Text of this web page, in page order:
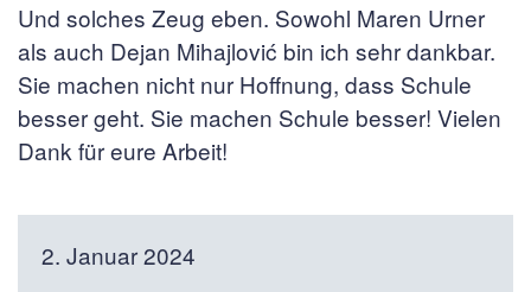
Und solches Zeug eben. Sowohl Maren Urner
als auch Dejan Mihajlović bin ich sehr dankbar.
Sie machen nicht nur Hoffnung, dass Schule
besser geht. Sie machen Schule besser! Vielen
Dank für eure Arbeit!
2. Januar 2024